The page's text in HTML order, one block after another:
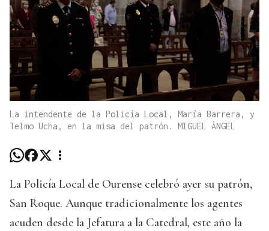
La intendente de la Policía Local, María Barrera, y
Telmo Ucha, en la misa del patrón. MIGUEL ÁNGEL
La Policía Local de Ourense celebró ayer su patrón,
San Roque. Aunque tradicionalmente los agentes
acuden desde la Jefatura a la Catedral, este año la